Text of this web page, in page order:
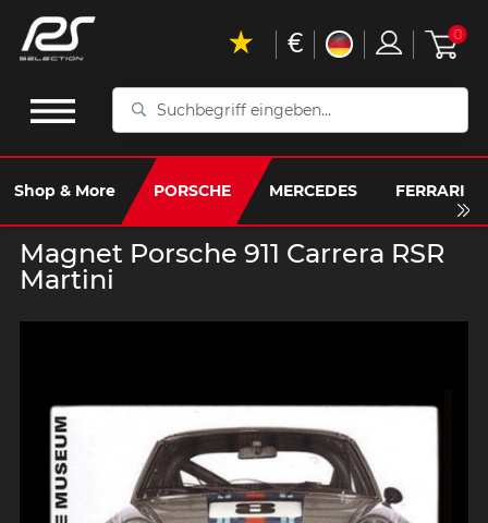
Suchbegriff
Shop & More PORSCHE MERCEDES FERRARI
€ 0
Magnet Porsche 911 Carrera RSR
Martini